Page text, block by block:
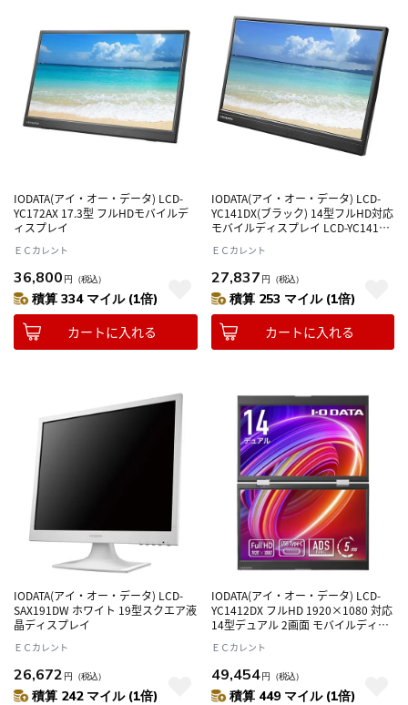
IODATA(アイ・オー・データ) LCD-
YC172AX 17.3型 フルHDモバイルデ
ィスプレイ
ＥＣカレント
36,800 円 （税込）
積算 334 マイル (1倍)
カートに入れる
IODATA(アイ・オー・データ) LCD-
YC141DX(ブラック) 14型フルHD対応
モバイルディスプレイ LCD-YC141DX
ＥＣカレント
27,837 円 （税込）
積算 253 マイル (1倍)
カートに入れる
IODATA(アイ・オー・データ) LCD-
SAX191DW ホワイト 19型スクエア液
晶ディスプレイ
ＥＣカレント
26,672 円 （税込）
積算 242 マイル (1倍)
IODATA(アイ・オー・データ) LCD-
YC1412DX フルHD 1920×1080 対応
14型デュアル 2画面 モバイルディス
ＥＣカレント
49,454円 （税込）
積算 449 マイル (1倍)